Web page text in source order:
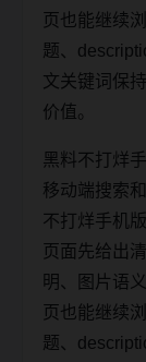
页也能继续
题、
文关键词保
价值。
黑料不打烊
移动端搜索
不打烊手机
页面先给出
明、图片语
页也能继续
题、